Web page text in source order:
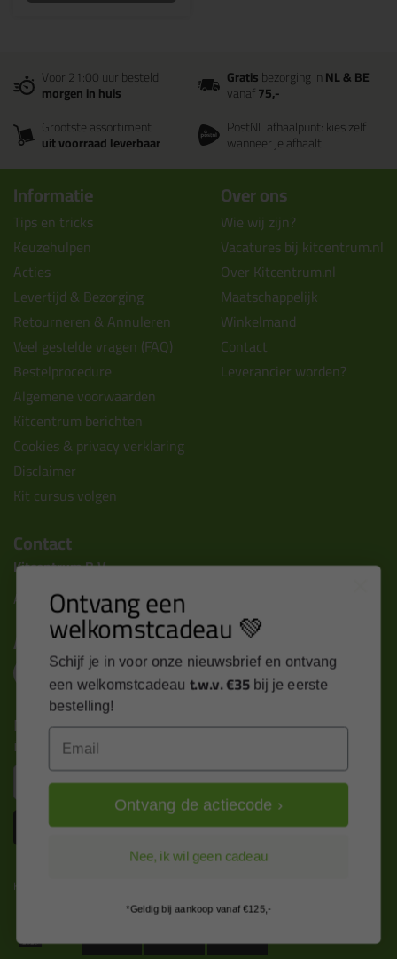
Voor 21:00 uur besteld
morgen in huis
Gratisbezorging inNL & BE
vanaf75,-
Grootste assortiment
uit voorraad leverbaar
PostNL afhaalpunt: kies zelf
wanneer je afhaalt
Informatie
Tips en tricks
Keuzehulpen
Acties
Levertijd & Bezorging
Retourneren & Annuleren
Veel gestelde vragen (FAQ)
Bestelprocedure
Algemene voorwaarden
Kitcentrum berichten
Cookies & privacy verklaring
Disclaimer
Kit cursus volgen
Over ons
Wie wij zijn?
Vacatures bij kitcentrum.nl
Over Kitcentrum.nl
Maatschappelijk
Winkelmand
Contact
Leverancier worden?
Contact
Kitcentrum B.V.
Alle contactgegevens >
Altijd op de hoogte blijven?
Nieuws, tips en exclusieve deals rechtstreeks in je
inbox
Inschrijven
Kitcentrum is trots op:
Ontvang een
welkomstcadeau 💚
Schijf je in voor onze nieuwsbrief en ontvang
een welkomstcadeau t.w.v. €35 bij je eerste
bestelling!
Ontvang de actiecode ›
Nee, ik wil geen cadeau
*Geldig bij aankoop vanaf €125,-